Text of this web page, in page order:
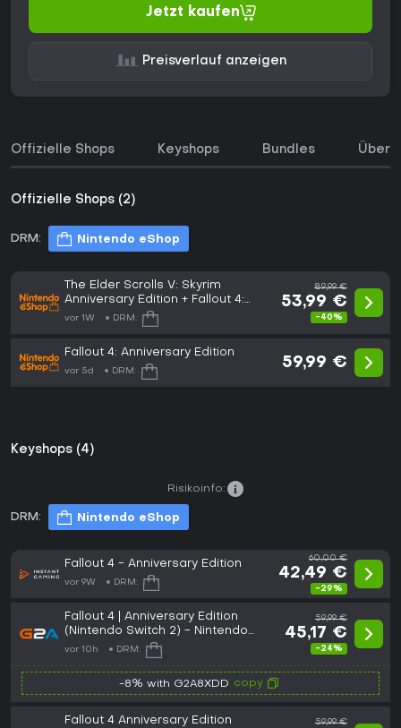
Jetzt kaufen
Preisverlauf anzeigen
Offizielle Shops Keyshops Bundles Über
Offizielle Shops (2)
DRM: Nintendo eShop
The Elder Scrolls V: Skyrim
Anniversary Edition + Fallout 4:
Anniversary Edition
vor 1W DRM:
89,99 €
53,99 €
-40%
Fallout 4: Anniversary Edition
vor 5d DRM:
59,99 €
Keyshops (4)
DRM: Nintendo eShop
Risikoinfo:
Fallout 4 - Anniversary Edition
vor 9W DRM:
60,00 €
42,49 €
-29%
Fallout 4 | Anniversary Edition
(Nintendo Switch 2) - Nintendo
eShop Key - EUROPE
vor 10h DRM:
59,99 €
45,17 €
-24%
-8% with G2A8XDD copy
Fallout 4 Anniversary Edition
59,99 €